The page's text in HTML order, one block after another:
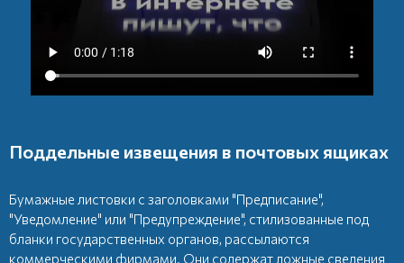
Поддельные извещения в почтовых ящиках
Бумажные листовки с заголовками "Предписание",
"Уведомление" или "Предупреждение", стилизованные под
бланки государственных органов, рассылаются
коммерческими фирмами. Они содержат ложные сведения